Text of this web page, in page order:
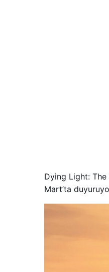
Dying Light: The
Mart’ta